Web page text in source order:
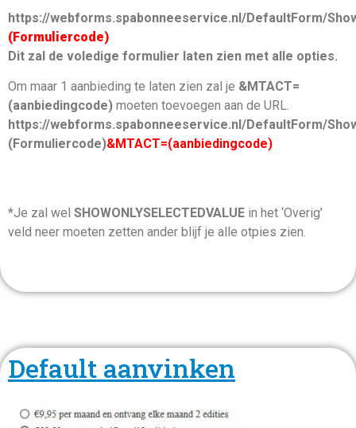
https://webforms.spabonneeservice.nl/DefaultForm/
(Formuliercode)
Dit zal de voledige formulier laten zien met alle opties.
Om maar 1 aanbieding te laten zien zal je &MTACT=
(aanbiedingcode) moeten toevoegen aan de URL.
https://webforms.spabonneeservice.nl/DefaultForm/
(Formuliercode)&MTACT=(aanbiedingcode)
*Je zal wel SHOWONLYSELECTEDVALUE in het ‘Overig’
veld neer moeten zetten ander blijf je alle otpies zien.
Default aanvinken